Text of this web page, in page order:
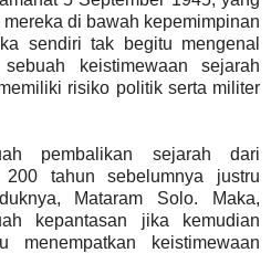
di bawah kepemimpinan
sendiri tak begitu mengenal
keistimewaan sejarah
risiko politik serta militer
pembalikan sejarah dari
tahun sebelumnya justru
Mataram Solo. Maka,
kepantasan jika kemudian
menempatkan keistimewaan